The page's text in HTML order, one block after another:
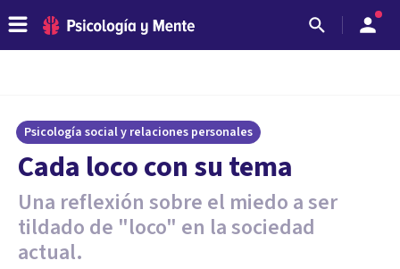
Psicología social y relaciones personales
Cada loco con su tema
Una reflexión sobre el miedo a ser
tildado de "loco" en la sociedad
actual.